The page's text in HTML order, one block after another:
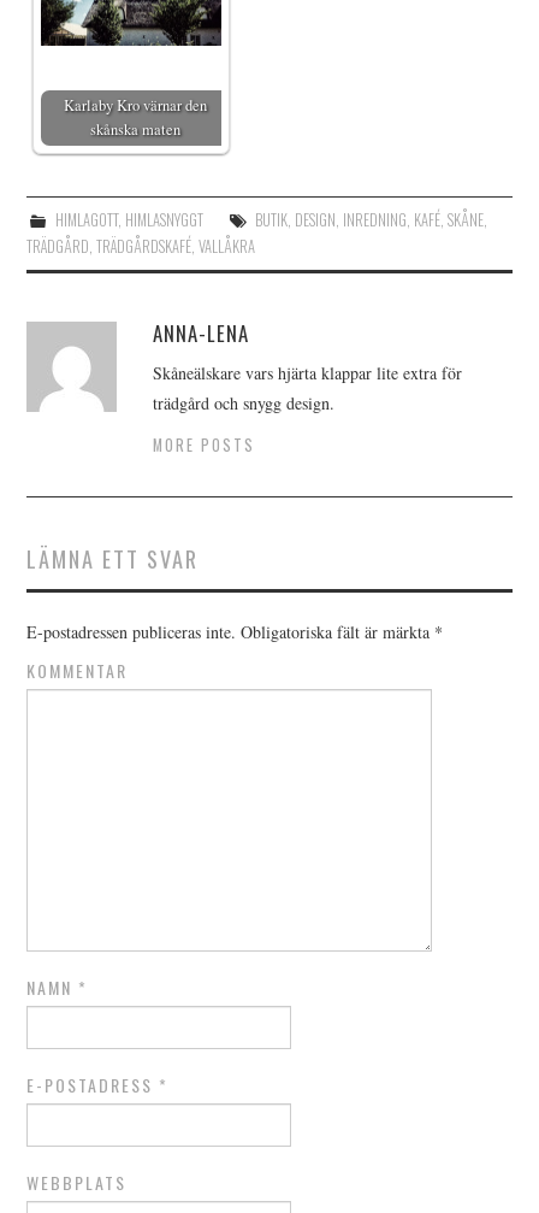
Karlaby Kro värnar den
skånska maten
HIMLAGOTT, HIMLASNYGGT BUTIK, DESIGN INREDNING KAFÉ, SKÅNE,
TRÄDGÅRD ,TRÄDGÅRDSKAFÉ ,VALLÅKRA
ANNA-LENA
Skåneälskare vars hjärta klappar lite extra för
trädgård och snygg design.
MORE POSTS
LÄMNA ETT SVAR
E-postadressen publiceras inte. Obligatoriska fält är märkta *
KOMMENTAR
NAMN *
E-POSTADRESS *
WEBBPLATS